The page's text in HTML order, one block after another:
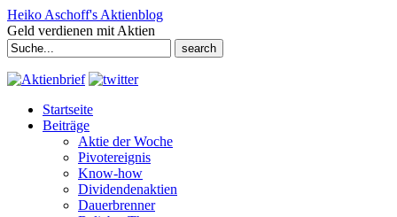
Heiko Aschoff's Aktienblog
Geld verdienen mit Aktien
Search
for:
Startseite
Beiträge
Aktie der Woche
Pivotereignis
Know-how
Dividendenaktien
Dauerbrenner